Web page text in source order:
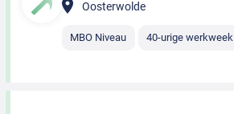
Oosterwolde
MBO Niveau 40-urige werkweek